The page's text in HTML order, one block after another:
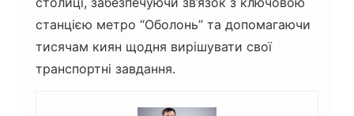
станцією метро “Оболонь” та допомагаючи
тисячам киян щодня вирішувати свої
транспортні завдання.